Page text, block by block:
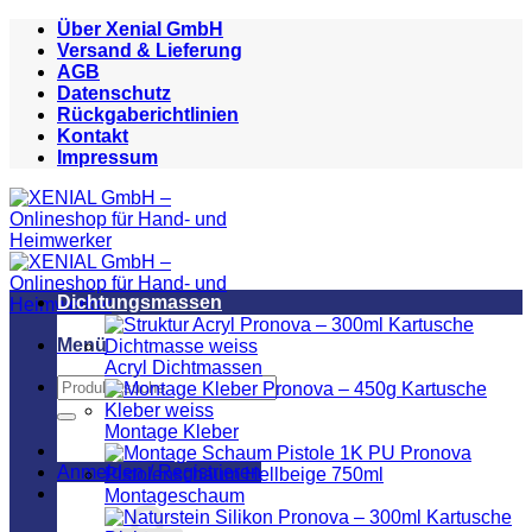
Zum
Inhalt
springen
Über Xenial GmbH
Versand & Lieferung
AGB
Datenschutz
Rückgaberichtlinien
Kontakt
Impressum
Menü
Suchen
nach:
Anmelden / Registrieren
Dichtungsmassen
Acryl Dichtmassen
Montage Kleber
Montageschaum